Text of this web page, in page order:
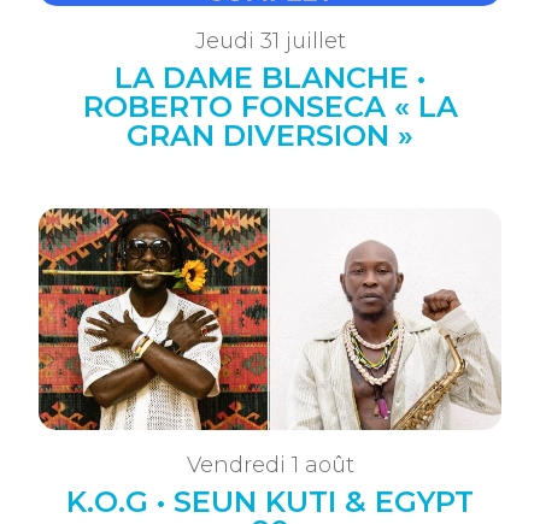
Jeudi 31 juillet
LA DAME BLANCHE •
ROBERTO FONSECA « LA
GRAN DIVERSION »
Vendredi 1 août
K.O.G • SEUN KUTI & EGYPT